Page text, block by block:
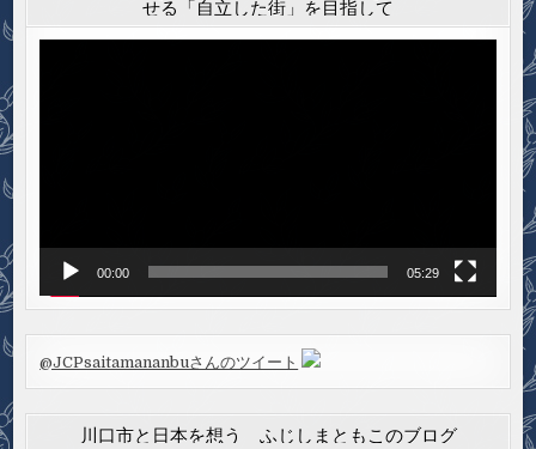
せる「自立した街」を目指して
00:00 05:29
@JCPsaitamananbuさんのツイート
川口市と日本を想う ふじしまともこのブログ